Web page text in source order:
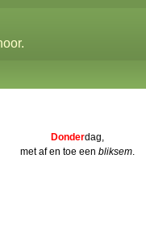
Donderdag,
met af en toe een bliksem.